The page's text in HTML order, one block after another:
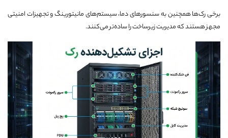
برخی رک‌ها همچنین به سنسورهای دما، سیستم‌های مانیتورینگ و تجهیزات امنیتی
مجهز هستند که مدیریت زیرساخت را ساده‌تر می‌کنند.